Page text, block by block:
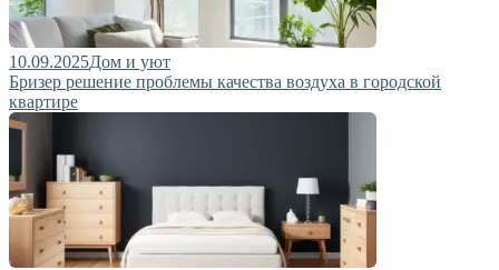
10.09.2025Дом и уют
Бризер решение проблемы качества воздуха в городской
квартире